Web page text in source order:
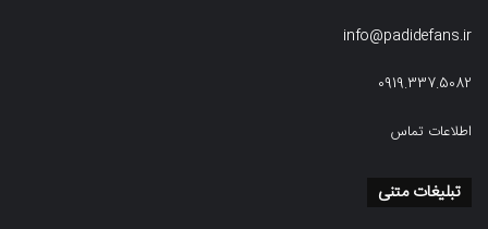
info@padidefans.ir
0919.337.5082
اطلاعات تماس
تبلیغات متنی